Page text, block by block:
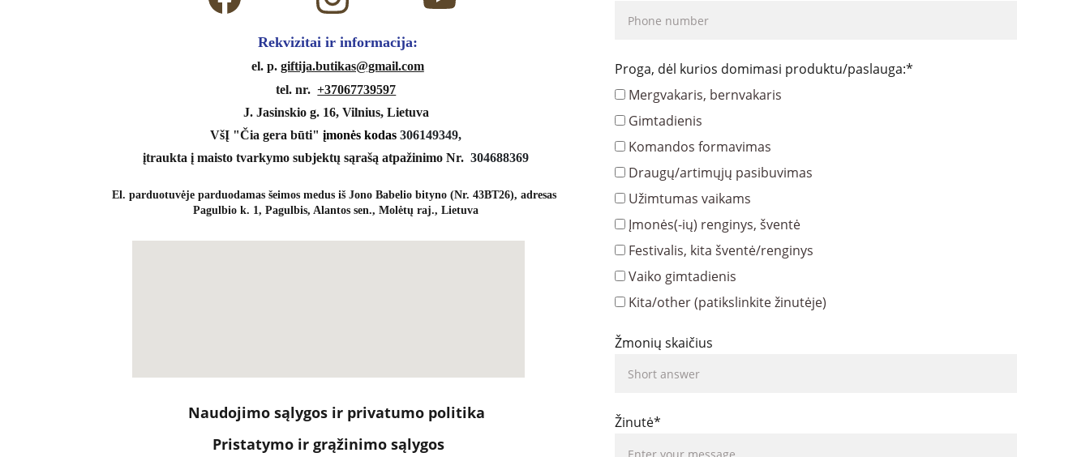
Proga, dėl kurios domimasi produktu/paslauga:*
Mergvakaris, bernvakaris
Gimtadienis
Komandos formavimas
Draugų/artimųjų pasibuvimas
Užimtumas vaikams
Įmonės(-ių) renginys, šventė
Festivalis, kita šventė/renginys
Vaiko gimtadienis
Kita/other (patikslinkite žinutėje)
Žmonių skaičius
Žinutė*
Rekvizitai ir informacija:
el. p. giftija.butikas@gmail.com
tel. nr. +37067739597
J. Jasinskio g. 16, Vilnius, Lietuva
VšĮ "Čia gera būti" įmonės kodas 306149349,
įtraukta į maisto tvarkymo subjektų sąrašą atpažinimo Nr. 304688369
El. parduotuvėje parduodamas šeimos medus iš Jono Babelio bityno (Nr. 43BT26), adresas
Pagulbio k. 1, Pagulbis, Alantos sen., Molėtų raj., Lietuva
Naudojimo sąlygos ir privatumo politika
Pristatymo ir grąžinimo sąlygos